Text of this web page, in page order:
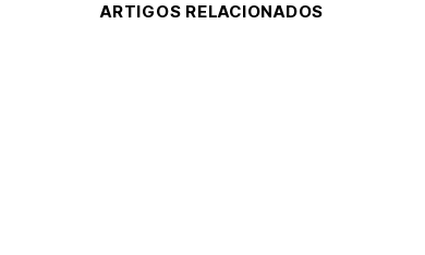
ARTIGOS RELACIONADOS